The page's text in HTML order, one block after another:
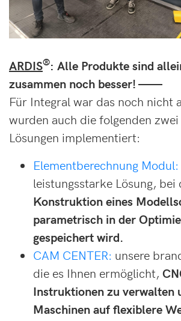
ARDIS®: Alle Produkte sind
zusammen noch besser! ——
Für Integral war das noch nicht
wurden auch die folgenden zwei
Lösungen implementiert:
Elementberechnung Modul:
leistungsstarke Lösung, bei
Konstruktion eines
parametrisch in der
gespeichert wird.
CAM CENTER: unsere
die es Ihnen ermöglicht,
Instruktionen zu verwalten
Maschinen auf flexiblere